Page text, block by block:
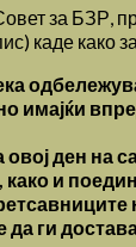
за БЗР,
каде како
ден на
како и
ги